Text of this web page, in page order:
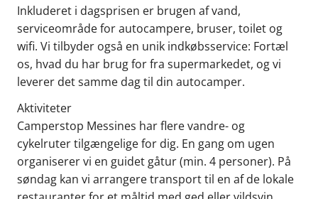
Inkluderet i dagsprisen er brugen af vand,
serviceområde for autocampere, bruser, toilet og
wifi. Vi tilbyder også en unik indkøbsservice: Fortæl
os, hvad du har brug for fra supermarkedet, og vi
leverer det samme dag til din autocamper.
Aktiviteter
Camperstop Messines har flere vandre- og
cykelruter tilgængelige for dig. En gang om ugen
organiserer vi en guidet gåtur (min. 4 personer). På
søndag kan vi arrangere transport til en af de lokale